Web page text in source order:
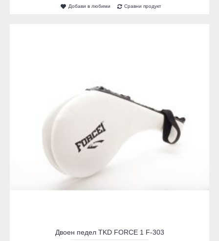
Добави в любими Сравни продукт
Двоен педел TKD FORCE 1 F-303